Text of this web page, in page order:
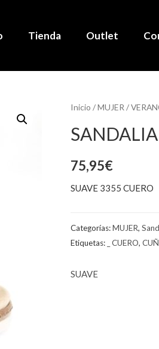
Tienda Outlet
Inicio /MUJER /
75,95€
SUAVE 3355 CUERO
Categorías:MUJER,
Etiquetas:
_ CUERO,
SUAVE